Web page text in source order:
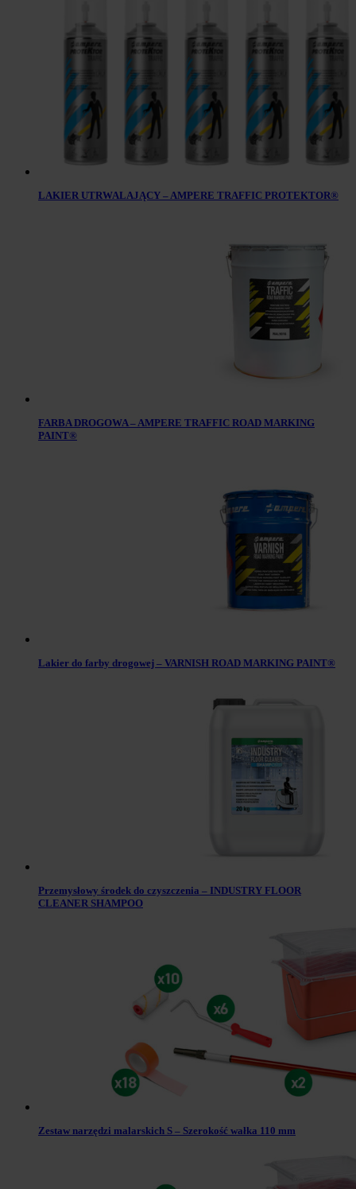
LAKIER UTRWALAJĄCY – AMPERE TRAFFIC PROTEKTOR®
FARBA DROGOWA – AMPERE TRAFFIC ROAD MARKING
PAINT®
Lakier do farby drogowej – VARNISH ROAD MARKING PAINT®
Przemysłowy środek do czyszczenia – INDUSTRY FLOOR
CLEANER SHAMPOO
Zestaw narzędzi malarskich S – Szerokość wałka 110 mm